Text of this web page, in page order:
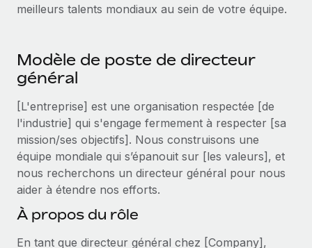
Rationalisez vos processus avec des outils essentiels
SERVICES
Recevez des conseils d’experts sur les RH à
l’international et la conformité
Contrôles d’antécédents
Simplifiez vos processus de présélection des
candidats
Remote Watchtower
Partenaires stratégiques de la tech
Devenir partenaire
Explorez avec nous vos opportunités de partenariat
Remote Build Bientôt disponible
Conseil en intégrations et automatisations assistées par
l’IA
ÉTUDES DE CAS
Salle de presse
Données sur les salaires et les talents
Centre de ressources
Obtenir de l’aide
Voir toutes les ressources
BLOG
Paie multipays
中文（简体）
meilleurs talents mondiaux au sein de votre équipe.
Modèle de poste de directeur
général
[L'entreprise] est une organisation respectée [de
l'industrie] qui s'engage fermement à respecter [sa
mission/ses objectifs]. Nous construisons une
équipe mondiale qui s’épanouit sur [les valeurs], et
nous recherchons un directeur général pour nous
aider à étendre nos efforts.
À propos du rôle
En tant que directeur général chez [Company],